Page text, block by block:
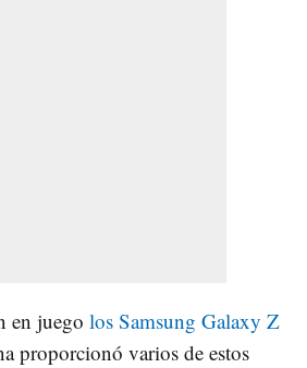
en juego los Samsung Galaxy Z
proporcionó varios de estos